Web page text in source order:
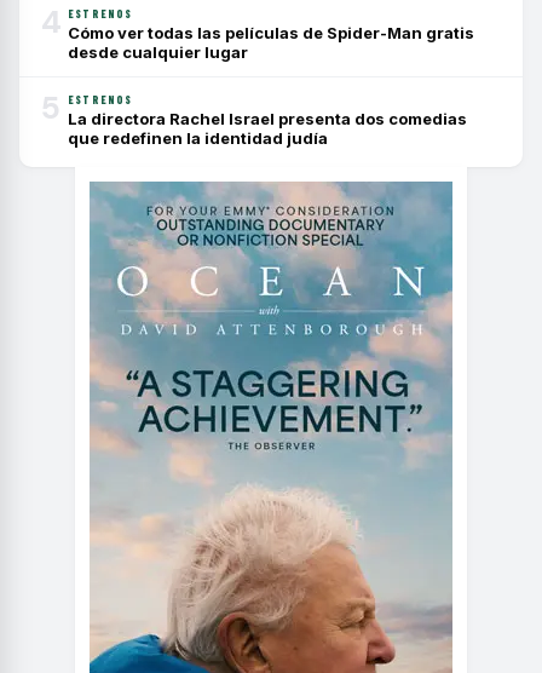
4 ESTRENOS
Cómo ver todas las películas de Spider-Man gratis
desde cualquier lugar
5 ESTRENOS
La directora Rachel Israel presenta dos comedias
que redefinen la identidad judía